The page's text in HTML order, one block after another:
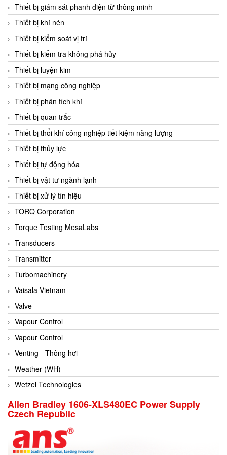
Chromalox
ChuanYi
CIC
Clage
Clake Fololo
Clark Cooper
CMC Ventilazione
Coax Valves Inc
Codel
Cofimco
Coltraco
Comat Releco
Comax
COMETECH VietNam
COMFILE Technology
Conch
Conductix/ WAMPFLER
Contrec
Contrinex
Control Solution Minesota
Copeland
Cortem
Cosa Xentaur
Cosil
Coulton
Crouzet
Crowcon
Crutec Dust Zero Vietnam
Crydom
Thiết bị giám sát phanh điện từ thông minh
Thiết bị khí nén
Thiết bị kiểm soát vị trí
Thiết bị kiểm tra không phá hủy
Thiết bị luyện kim
Thiết bị mạng công nghiệp
Thiết bị phân tích khí
Thiết bị quan trắc
Thiết bị thổi khí công nghiệp tiết kiệm năng lượng
Thiết bị thủy lực
Thiết bị tự động hóa
Thiết bị vật tư ngành lạnh
Thiết bị xử lý tín hiệu
TORQ Corporation
Torque Testing MesaLabs
Transducers
Transmitter
Turbomachinery
Vaisala Vietnam
Valve
Vapour Control
Vapour Control
Venting - Thông hơi
Weather (WH)
Wetzel Technologies
Allen Bradley 1606-XLS480EC Power Supply
Czech Republic